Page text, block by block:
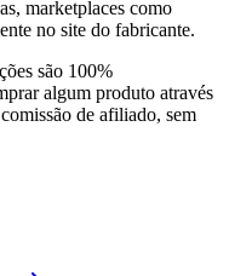
marketplaces como
no site do fabricante.
são 100%
algum produto através
de afiliado, sem